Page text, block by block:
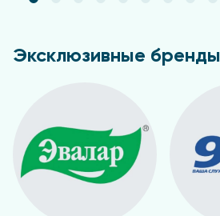
Эксклюзивные бренды